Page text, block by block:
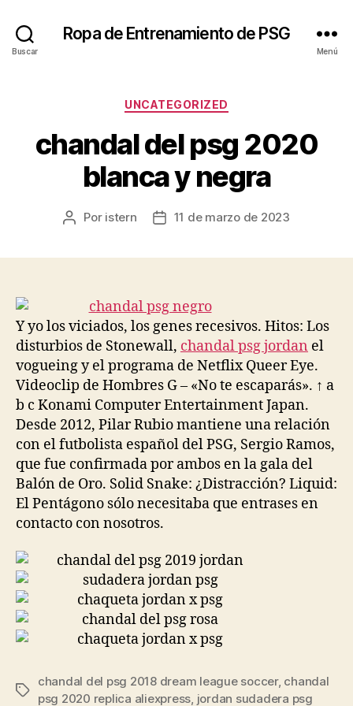
Buscar
Ropa de Entrenamiento de PSG
Menú
Categorías
UNCATEGORIZED
chandal del psg 2020
blanca y negra
Autor
Por istern
Fecha11 de marzo de 2023
Y yo los viciados, los genes recesivos. Hitos: Los
disturbios de Stonewall, chandal psg jordan el
vogueing y el programa de Netflix Queer Eye.
Videoclip de Hombres G – «No te escaparás». ↑ a
b c Konami Computer Entertainment Japan.
Desde 2012, Pilar Rubio mantiene una relación
con el futbolista español del PSG, Sergio Ramos,
que fue confirmada por ambos en la gala del
Balón de Oro. Solid Snake: ¿Distracción? Liquid:
El Pentágono sólo necesitaba que entrases en
contacto con nosotros.
Etiquetas
chandal del psg 2018 dream league soccer, chandal
psg 2020 replica aliexpress, jordan sudadera psg